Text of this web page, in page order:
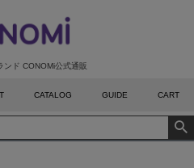
ンド CONOMi公式通販
CATALOG GUIDE CART